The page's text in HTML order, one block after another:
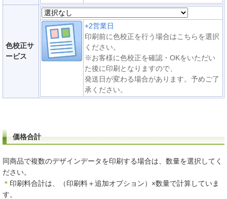
色校正サ
ービス
+2営業日
印刷前に色校正を行う場合はこちらを選択
ください。
※お客様に色校正を確認・OKをいただい
た後に印刷となりますので、
発送日が変わる場合があります。予めご了
承ください。
価格合計
同商品で複数のデザインデータを印刷する場合は、数量を選択してく
ださい。
＊ 印刷料合計は、（印刷料＋追加オプション）×数量で計算していま
す。